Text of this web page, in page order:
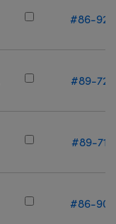
#86-926
#89-728
#89-717
#86-903